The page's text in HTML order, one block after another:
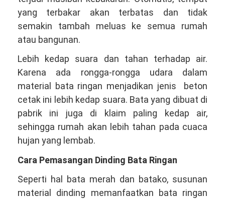
yang terbakar akan terbatas dan tidak
semakin tambah meluas ke semua rumah
atau bangunan.
Lebih kedap suara dan tahan terhadap air.
Karena ada rongga-rongga udara dalam
material bata ringan menjadikan jenis beton
cetak ini lebih kedap suara. Bata yang dibuat di
pabrik ini juga di klaim paling kedap air,
sehingga rumah akan lebih tahan pada cuaca
hujan yang lembab.
Cara Pemasangan Dinding Bata Ringan
Seperti hal bata merah dan batako, susunan
material dinding memanfaatkan bata ringan